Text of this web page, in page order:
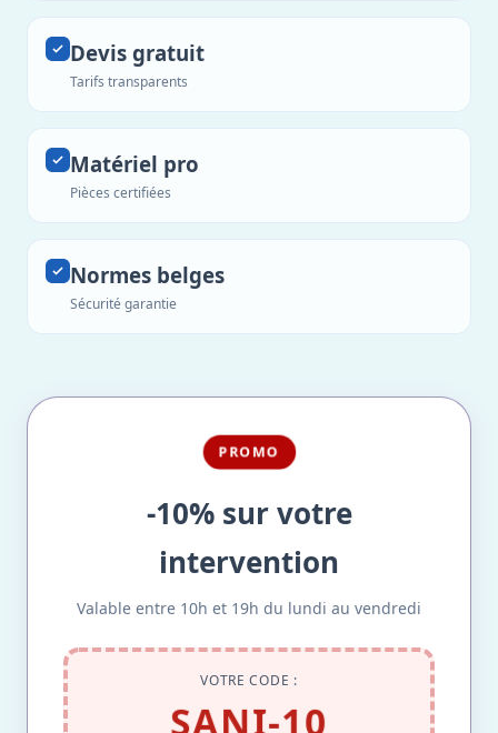
Devis gratuit
Tarifs transparents
Matériel pro
Pièces certifiées
Normes belges
Sécurité garantie
PROMO
-10% sur votre
intervention
Valable entre 10h et 19h du lundi au vendredi
VOTRE CODE :
SANI-10